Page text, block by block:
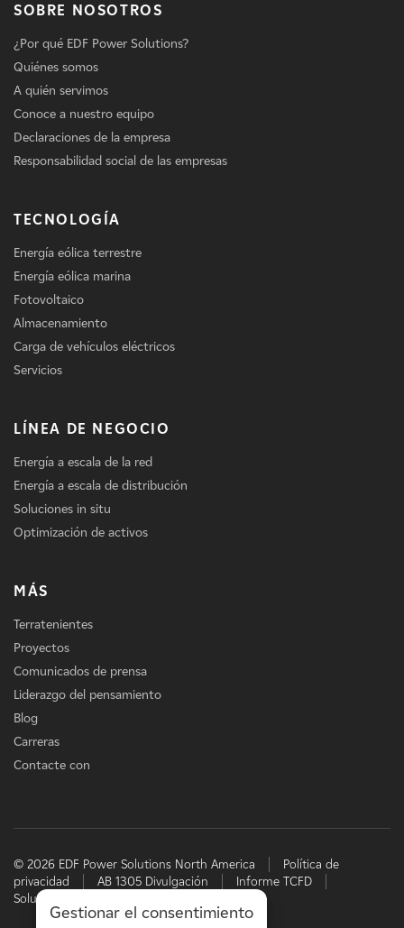
SOBRE NOSOTROS
¿Por qué EDF Power Solutions?
Quiénes somos
A quién servimos
Conoce a nuestro equipo
Declaraciones de la empresa
Responsabilidad social de las empresas
TECNOLOGÍA
Energía eólica terrestre
Energía eólica marina
Fotovoltaico
Almacenamiento
Carga de vehículos eléctricos
Servicios
LÍNEA DE NEGOCIO
Energía a escala de la red
Energía a escala de distribución
Soluciones in situ
Optimización de activos
MÁS
Terratenientes
Proyectos
Comunicados de prensa
Liderazgo del pensamiento
Blog
Carreras
Contacte con
© 2026 EDF Power Solutions North America
Política de
privacidad
AB 1305 Divulgación
Informe TCFD
Soluciones energéticas de EDF
Gestionar el consentimiento